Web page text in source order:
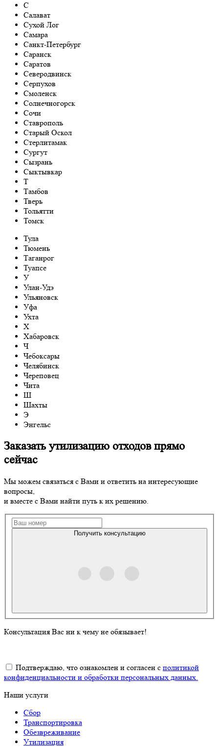
С
Салават
Сухой Лог
Самара
Санкт-Петербург
Саранск
Саратов
Северодвинск
Серпухов
Смоленск
Солнечногорск
Сочи
Ставрополь
Старый Оскол
Стерлитамак
Сургут
Сызрань
Сыктывкар
Т
Тамбов
Тверь
Тольятти
Томск
Тула
Тюмень
Таганрог
Туапсе
У
Улан-Удэ
Ульяновск
Уфа
Ухта
Х
Хабаровск
Ч
Чебоксары
Челябинск
Череповец
Чита
Ш
Шахты
Э
Энгельс
Заказать утилизацию отходов прямо
сейчас
Мы можем связаться с Вами и ответить на интересующие
вопросы,
и вместе с Вами найти путь к их решению.
Получить консультацию
Консультация Вас ни к чему не обязывает!
Подтверждаю, что ознакомлен и согласен с политикой
конфиденциальности и обработки персональных данных.
Наши услуги
Сбор
Транспортировка
Обезвреживание
Утилизация